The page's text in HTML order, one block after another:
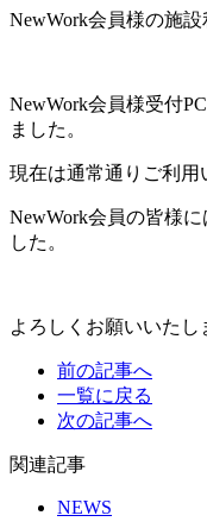
NewWork会員様の施
NewWork会員様受付
ました。
現在は通常通りご利用
NewWork会員の皆様
した。
よろしくお願いいたし
前の記事へ
一覧に戻る
次の記事へ
関連記事
NEWS